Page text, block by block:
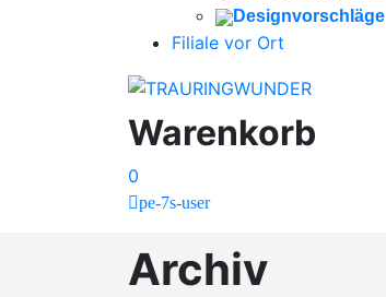
Designvorschläge
Filiale vor Ort
Warenkorb
0
pe-7s-user
Archiv